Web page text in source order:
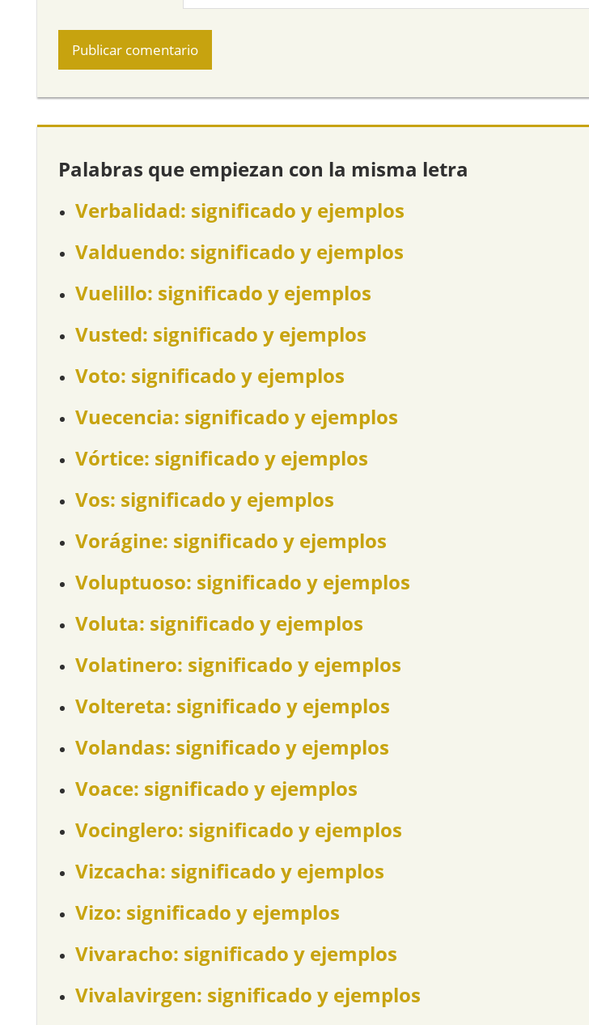
Palabras que empiezan con la misma letra
Verbalidad: significado y ejemplos
Valduendo: significado y ejemplos
Vuelillo: significado y ejemplos
Vusted: significado y ejemplos
Voto: significado y ejemplos
Vuecencia: significado y ejemplos
Vórtice: significado y ejemplos
Vos: significado y ejemplos
Vorágine: significado y ejemplos
Voluptuoso: significado y ejemplos
Voluta: significado y ejemplos
Volatinero: significado y ejemplos
Voltereta: significado y ejemplos
Volandas: significado y ejemplos
Voace: significado y ejemplos
Vocinglero: significado y ejemplos
Vizcacha: significado y ejemplos
Vizo: significado y ejemplos
Vivaracho: significado y ejemplos
Vivalavirgen: significado y ejemplos